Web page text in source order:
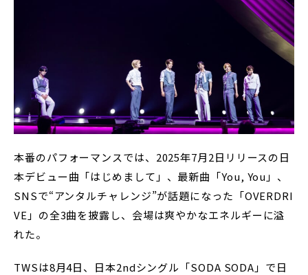
本番のパフォーマンスでは、2025年7月2日リリースの日
本デビュー曲「はじめまして」、最新曲「You, You」、
SNSで“アンタルチャレンジ”が話題になった「OVERDRI
VE」の全3曲を披露し、会場は爽やかなエネルギーに溢
れた。
TWSは8月4日、日本2ndシングル「SODA SODA」で日